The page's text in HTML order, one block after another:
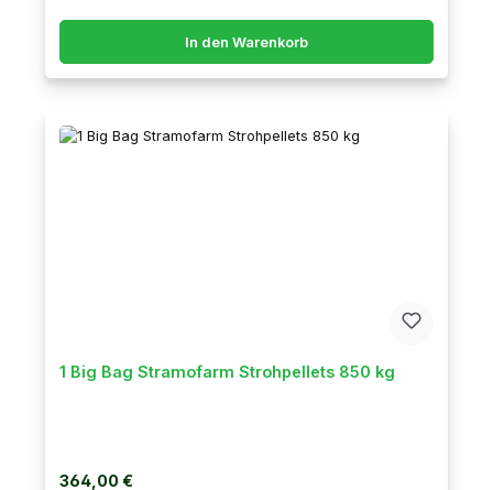
In den Warenkorb
1 Big Bag Stramofarm Strohpellets 850 kg
Regulärer Preis:
364,00 €